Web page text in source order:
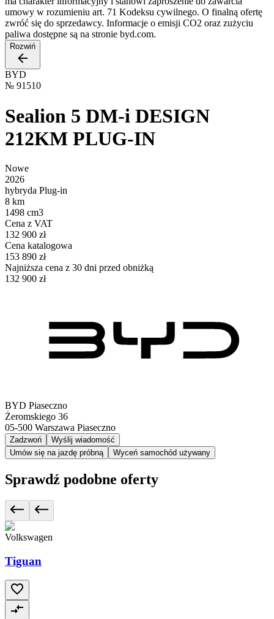
umowy w rozumieniu art. 71 Kodeksu cywilnego. O finalną ofertę
zwróć się do sprzedawcy. Informacje o emisji CO2 oraz zużyciu
paliwa dostępne są na stronie byd.com.
Rozwiń
BYD
№ 91510
Sealion 5 DM-i DESIGN
212KM PLUG-IN
Nowe
2026
hybryda Plug-in
8 km
1498 cm3
Cena z VAT
132 900 zł
Cena katalogowa
153 890 zł
Najniższa cena z 30 dni przed obniżką
132 900 zł
BYD Piaseczno
Żeromskiego 36
05-500 Warszawa Piaseczno
Zadzwoń
Wyślij wiadomość
Umów się na jazdę próbną
Wyceń samochód używany
Sprawdź podobne oferty
Volkswagen
Tiguan